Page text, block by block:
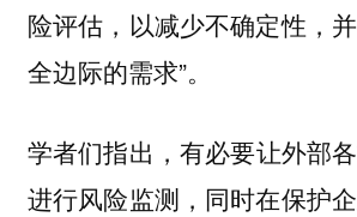
险评估，以减少不确定性，
全边际的需求”。
学者们指出， 有必要让外部
进行风险监测，同时在保护